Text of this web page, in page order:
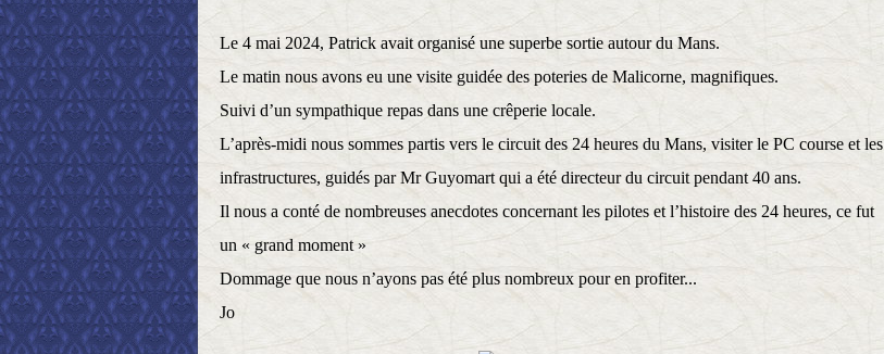
Le 4 mai 2024, Patrick avait organisé une superbe sortie autour du Mans.
Le matin nous avons eu une visite guidée des poteries de Malicorne, magnifiques.
Suivi d’un sympathique repas dans une crêperie locale.
L’après-midi nous sommes partis vers le circuit des 24 heures du Mans, visiter le PC course et les
infrastructures, guidés par Mr Guyomart qui a été directeur du circuit pendant 40 ans.
Il nous a conté de nombreuses anecdotes concernant les pilotes et l’histoire des 24 heures, ce fut
un « grand moment »
Dommage que nous n’ayons pas été plus nombreux pour en profiter...
Jo